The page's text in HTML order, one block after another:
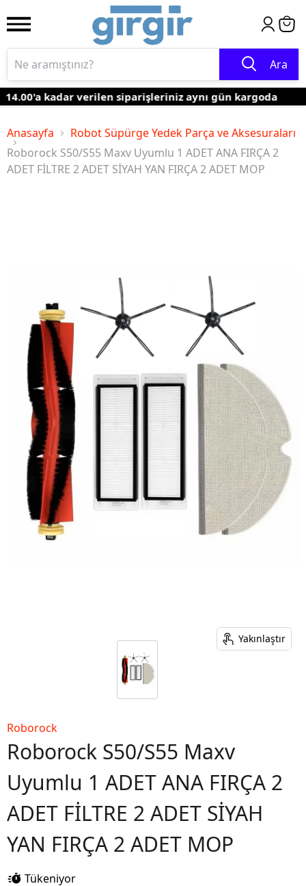
Ara
kadar verilen siparişleriniz aynı gün kargoda
Anasayfa
Robot Süpürge Yedek Parça ve Aksesuraları
Roborock S50/S55 Maxv Uyumlu 1 ADET ANA FIRÇA 2
ADET FİLTRE 2 ADET SİYAH YAN FIRÇA 2 ADET MOP
Yakınlaştır
Roborock
Roborock S50/S55 Maxv
Uyumlu 1 ADET ANA FIRÇA 2
ADET FİLTRE 2 ADET SİYAH
YAN FIRÇA 2 ADET MOP
Tükeniyor